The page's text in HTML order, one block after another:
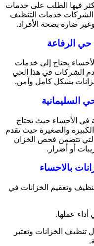
فيها الطلب على خدمات
الشركات خدمات التنظيف
ضارة بصحة الأفراد.
الرفاعة
يحتاج إلى خدمات
الشركات في هذا الحي
بشكل كامل وآمن.
السليمانية
في الأحساء حيث يحتاج
والصغيرة حيث تقدم
تتضمن فحص الخزان
أو أضرار.
بالاحساء
وتعقيم الخزانات في
أداء عملها.
الخزانات وتعتبر